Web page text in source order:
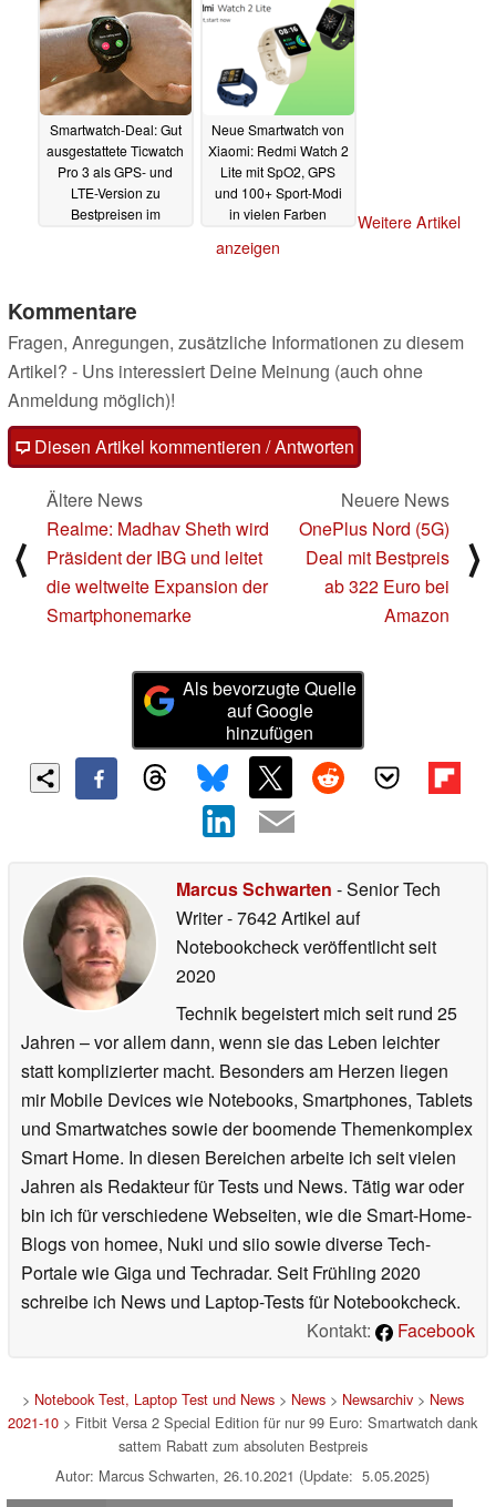
Smartwatch-Deal: Gut
ausgestattete Ticwatch
Pro 3 als GPS- und
LTE-Version zu
Bestpreisen im
Neue Smartwatch von
Xiaomi: Redmi Watch 2
Lite mit SpO2, GPS
und 100+ Sport-Modi
in vielen Farben
Weitere Artikel
anzeigen
Kommentare
Fragen, Anregungen, zusätzliche Informationen zu diesem
Artikel? - Uns interessiert Deine Meinung (auch ohne
Anmeldung möglich)!
Diesen Artikel kommentieren / Antworten
⟨
Ältere News
Realme: Madhav Sheth wird
Präsident der IBG und leitet
die weltweite Expansion der
Smartphonemarke
Neuere News
OnePlus Nord (5G)
Deal mit Bestpreis
ab 322 Euro bei
Amazon
⟩
Als bevorzugte Quelle
auf Google
hinzufügen
Marcus Schwarten - Senior Tech
Writer- 7642 Artikel auf
Notebookcheck veröffentlichtseit
2020
Technik begeistert mich seit rund 25
Jahren – vor allem dann, wenn sie das Leben leichter
statt komplizierter macht. Besonders am Herzen liegen
mir Mobile Devices wie Notebooks, Smartphones, Tablets
und Smartwatches sowie der boomende Themenkomplex
Smart Home. In diesen Bereichen arbeite ich seit vielen
Jahren als Redakteur für Tests und News. Tätig war oder
bin ich für verschiedene Webseiten, wie die Smart-Home-
Blogs von homee, Nuki und siio sowie diverse Tech-
Portale wie Giga und Techradar. Seit Frühling 2020
schreibe ich News und Laptop-Tests für Notebookcheck.
Kontakt:
Facebook
> Notebook Test, Laptop Test und News> News> Newsarchiv> News
2021-10 > Fitbit Versa 2 Special Edition für nur 99 Euro: Smartwatch dank
sattem Rabatt zum absoluten Bestpreis
Autor: Marcus Schwarten, 26.10.2021 (Update: 5.05.2025)